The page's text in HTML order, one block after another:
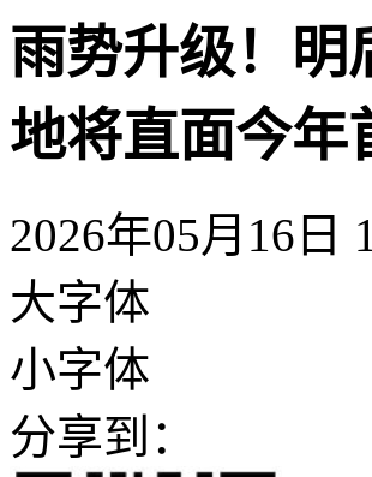
雨势升级！明
地将直面今年
2026年05月16
大字体
小字体
分享到：